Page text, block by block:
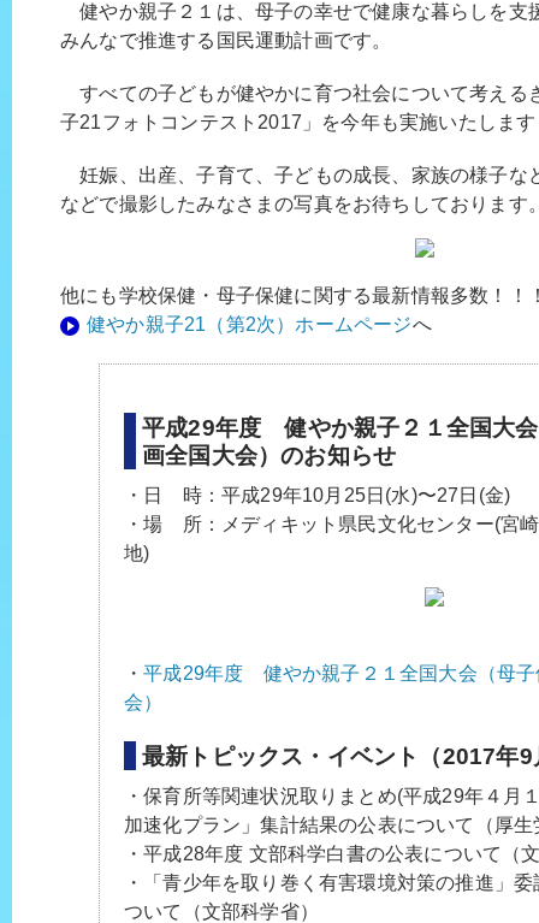
健やか親子２１は、母子の幸せで健康な暮らしを支
みんなで推進する国民運動計画です。
すべての子どもが健やかに育つ社会について考える
子21フォトコンテスト2017」を今年も実施いたしま
妊娠、出産、子育て、子どもの成長、家族の様子な
などで撮影したみなさまの写真をお待ちしております
他にも学校保健・母子保健に関する最新情報多数！！
健やか親子21（第2次）ホームページへ
平成29年度 健やか親子２１全国大
画全国大会）のお知らせ
・日 時：平成29年10月25日(水)〜27日(金)
・場 所：メディキット県民文化センター(宮
地)
・平成29年度 健やか親子２１全国大会（母子
会）
最新トピックス・イベント（2017年
・保育所等関連状況取りまとめ(平成29年４月
加速化プラン」集計結果の公表について（厚生
・平成28年度 文部科学白書の公表について（
・「青少年を取り巻く有害環境対策の推進」
ついて（文部科学省）